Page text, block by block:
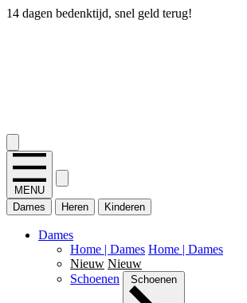
14 dagen bedenktijd, snel geld terug!
MENU
Dames
Heren Kinderen
Dames
Home | Dames Home | Dames
Nieuw Nieuw
Schoenen
Schoenen